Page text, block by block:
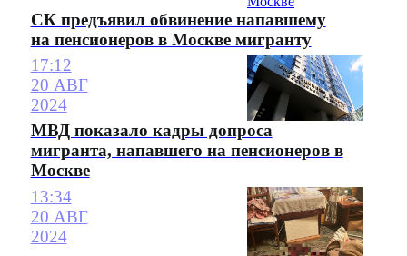
СК предъявил обвинение напавшему
на пенсионеров в Москве мигранту
17:12
20 АВГ
2024
МВД показало кадры допроса
мигранта, напавшего на пенсионеров в
Москве
13:34
20 АВГ
2024